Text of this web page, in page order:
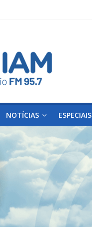
NOTÍCIAS ESPECIAIS